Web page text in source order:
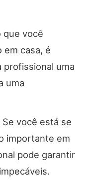
que você
em casa, é
profissional uma
uma
Se você está se
importante em
pode garantir